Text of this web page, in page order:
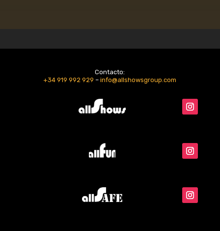
Contacto:
+34 919 992 929 –info@allshowsgroup.com